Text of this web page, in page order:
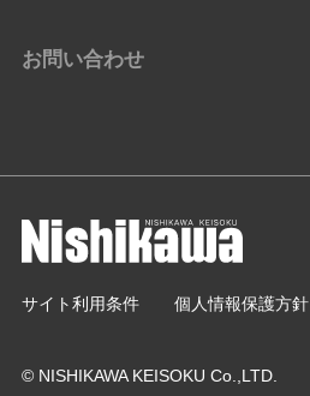
お問い合わせ
© NISHIKAWA KEISOKU Co.,LTD.
サイト利用条件 個人情報保護方針